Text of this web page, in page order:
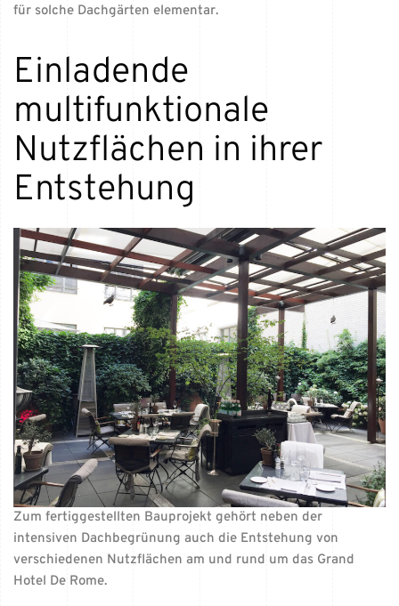
für solche Dachgärten elementar.
Einladende
multifunktionale
Nutzflächen in ihrer
Entstehung
Zum fertiggestellten Bauprojekt gehört neben der
intensiven Dachbegrünung auch die Entstehung von
verschiedenen Nutzflächen am und rund um das Grand
Hotel De Rome.